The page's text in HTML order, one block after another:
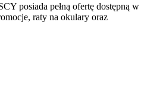
posiada pełną ofertę dostępną w
raty na okulary oraz